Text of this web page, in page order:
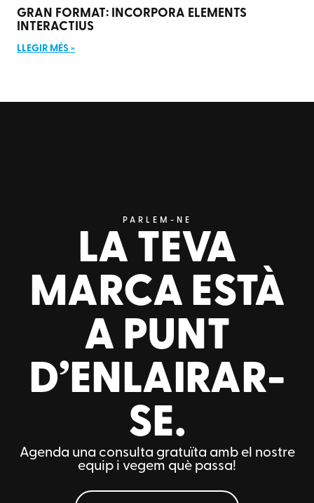
GRAN FORMAT: INCORPORA ELEMENTS
INTERACTIUS
LLEGIR MÉS »
PARLEM-NE
LA TEVA
MARCA ESTÀ
A PUNT
D’ENLAIRAR-
SE.
Agenda una consulta gratuïta amb el nostre
equip i vegem què passa!